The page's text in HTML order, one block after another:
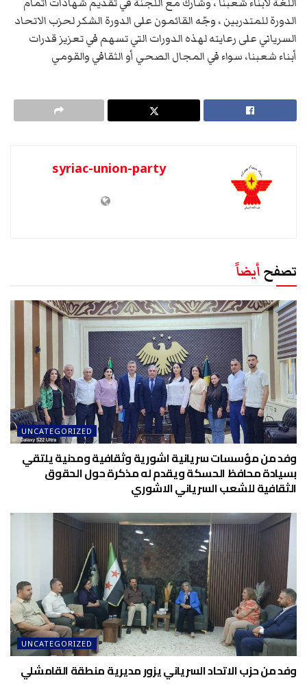
الدورة للمتدربين ، وجّه القائمون على الدورة الشكر لحزب الاتحاد
السرياني على رعايته لهذه الدورات التي تسهم في تعزيز قدرات
أبناء شعبنا، سواء في المجال الصحي أو الثقافي والقومي
syriac-union-party
تصفح أيضاً
UNCATEGORIZED
وفد من مؤسسات سريانية اشورية وثقافية ومدنية يلتقي
بسيادة محافظ الحسكة ويقدم له مذكرة حول الحقوق
الثقافية للشعب السرياني الاشوري
UNCATEGORIZED
وفد من حزب الاتحاد السرياني يزور مديرية منطقة القامشلي